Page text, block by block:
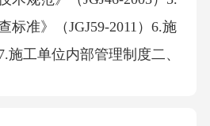
标准》（JGJ59-2011）6.施
施工单位内部管理制度二、